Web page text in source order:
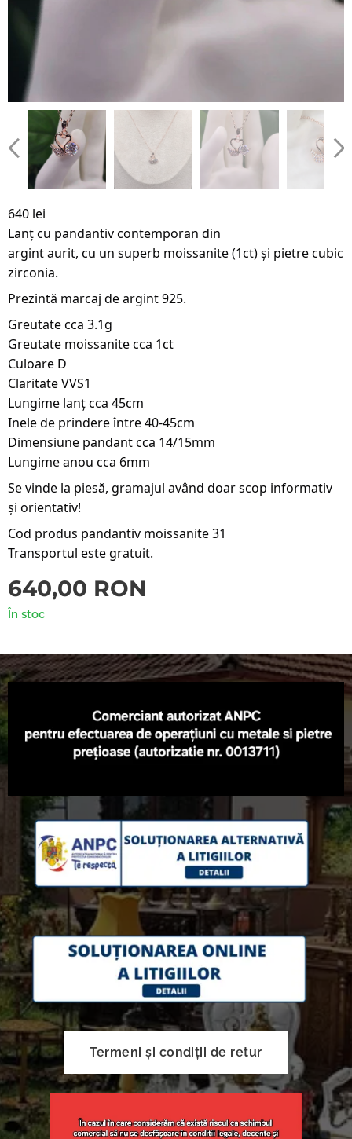
640 lei
Lanț cu pandantiv contemporan din
argint aurit, cu un superb moissanite (1ct) și pietre cubic
zirconia.
Prezintă marcaj de argint 925.
Greutate cca 3.1g
Greutate moissanite cca 1ct
Culoare D
Claritate VVS1
Lungime lanț cca 45cm
Inele de prindere între 40-45cm
Dimensiune pandant cca 14/15mm
Lungime anou cca 6mm
Se vinde la piesă, gramajul având doar scop informativ
și orientativ!
Cod produs pandantiv moissanite 31
Transportul este gratuit.
640,00 RON
În stoc
Termeni și condiții de retur